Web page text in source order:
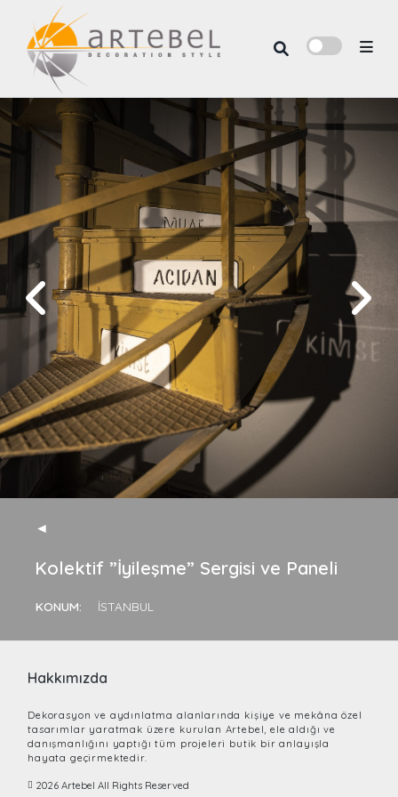
◄
Kolektif ”İyileşme” Sergisi ve Paneli
KONUM: İSTANBUL
Hakkımızda
Dekorasyon ve aydınlatma alanlarında kişiye ve mekâna özel
tasarımlar yaratmak üzere kurulan Artebel, ele aldığı ve
danışmanlığını yaptığı tüm projeleri butik bir anlayışla
hayata geçirmektedir.
2026 Artebel All Rights Reserved